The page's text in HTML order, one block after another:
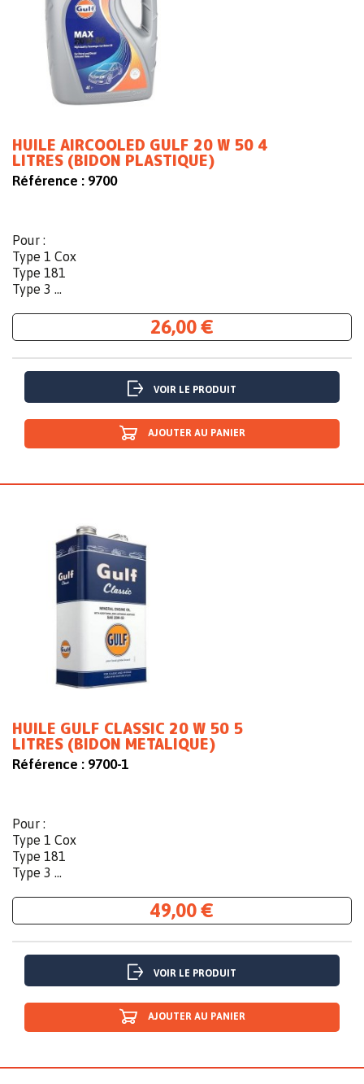
HUILE AIRCOOLED GULF 20 W 50 4
LITRES (BIDON PLASTIQUE)
Référence : 9700
Pour :
Type 1 Cox
Type 181
Type 3 ...
26,00 €
VOIR LE PRODUIT
AJOUTER AU PANIER
HUILE GULF CLASSIC 20 W 50 5
LITRES (BIDON METALIQUE)
Référence : 9700-1
Pour :
Type 1 Cox
Type 181
Type 3 ...
49,00 €
VOIR LE PRODUIT
AJOUTER AU PANIER